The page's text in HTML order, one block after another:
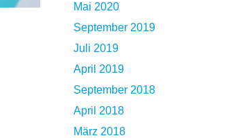
Mai 2020
September 2019
Juli 2019
April 2019
September 2018
April 2018
März 2018